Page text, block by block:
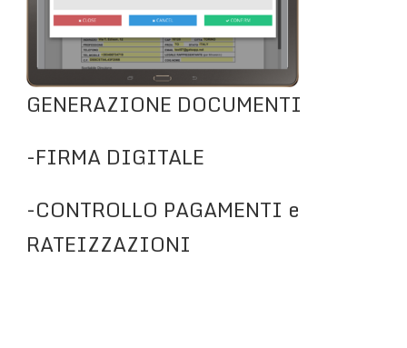
GENERAZIONE DOCUMENTI
-FIRMA DIGITALE
-CONTROLLO PAGAMENTI e
RATEIZZAZIONI